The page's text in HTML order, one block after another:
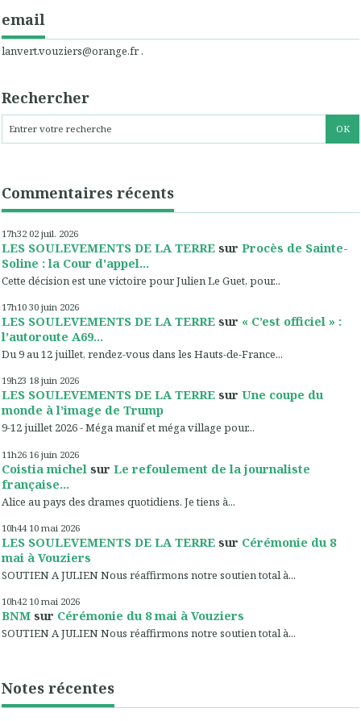
email
lanvert.vouziers@orange.fr .
Rechercher
Commentaires récents
17h32 02 juil. 2026
LES SOULEVEMENTS DE LA TERRE sur Procès de Sainte-
Soline : la Cour d'appel...
Cette décision est une victoire pour Julien Le Guet, pour...
17h10 30 juin 2026
LES SOULEVEMENTS DE LA TERRE sur « C’est officiel » :
l’autoroute A69...
Du 9 au 12 juillet, rendez-vous dans les Hauts-de-France...
19h23 18 juin 2026
LES SOULEVEMENTS DE LA TERRE sur Une coupe du
monde à l’image de Trump
9-12 juillet 2026 - Méga manif et méga village pour...
11h26 16 juin 2026
Coistia michel sur Le refoulement de la journaliste
française...
Alice au pays des drames quotidiens. Je tiens à...
10h44 10 mai 2026
LES SOULEVEMENTS DE LA TERRE sur Cérémonie du 8
mai à Vouziers
SOUTIEN A JULIEN Nous réaffirmons notre soutien total à...
10h42 10 mai 2026
BNM sur Cérémonie du 8 mai à Vouziers
SOUTIEN A JULIEN Nous réaffirmons notre soutien total à...
Notes récentes